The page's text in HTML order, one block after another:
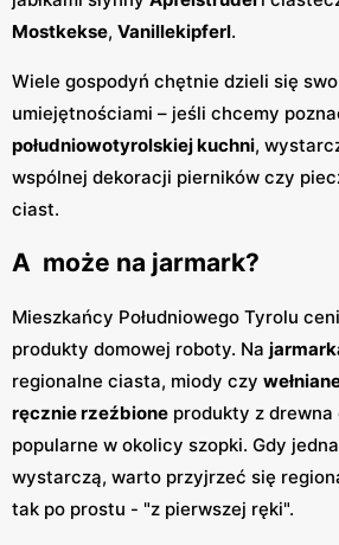
Mostkekse, Vanillekipferl.
Wiele gospodyń chętnie dzieli się
umiejętnościami – jeśli chcemy
południowotyrolskiej kuchni,
wspólnej dekoracji pierników czy
ciast.
A może na jarmark?
Mieszkańcy Południowego Tyrolu
produkty domowej roboty. Na
regionalne ciasta, miody czy
ręcznie rzeźbione produkty z
popularne w okolicy szopki. Gdy
wystarczą, warto przyjrzeć się
tak po prostu - "z pierwszej ręki".